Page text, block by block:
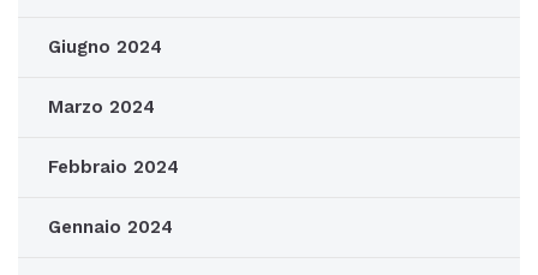
Giugno 2024
Marzo 2024
Febbraio 2024
Gennaio 2024